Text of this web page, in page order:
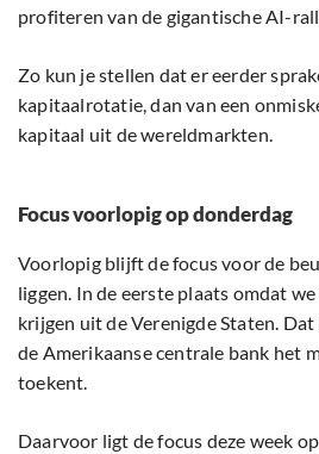
profiteren van de gigantische AI-
Zo kun je stellen dat er eerder
kapitaalrotatie, dan van een
kapitaal uit de wereldmarkten.
Focus voorlopig op donderdag
Voorlopig blijft de focus voor de
liggen. In de eerste plaats omdat
krijgen uit de Verenigde Staten.
de Amerikaanse centrale bank het
toekent.
Daarvoor ligt de focus deze week